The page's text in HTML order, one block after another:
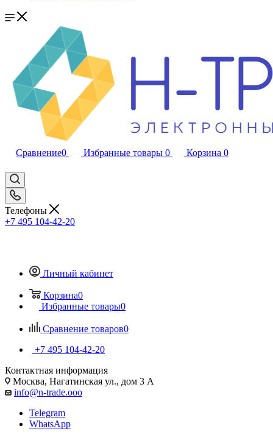
Сравнение0 Избранные товары 0 Корзина 0
Телефоны
+7 495 104-42-20
Личный кабинет
Корзина0
Избранные товары0
Сравнение товаров0
+7 495 104-42-20
Контактная информация
Москва, Нагатинская ул., дом 3 А
info@n-trade.ooo
Telegram
WhatsApp